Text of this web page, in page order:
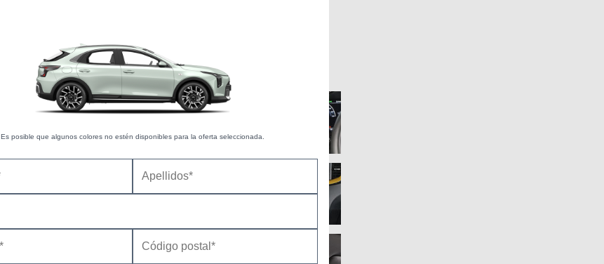
Es posible que algunos colores no estén disponibles para la oferta seleccionada.